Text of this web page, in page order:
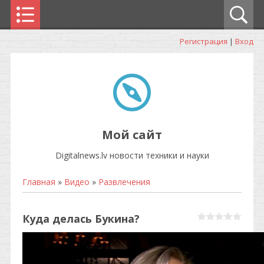
Регистрация | Вход
Мой сайт
Digitalnews.lv новости техники и науки
Главная » Видео » Развлечения
Куда делась Букина?